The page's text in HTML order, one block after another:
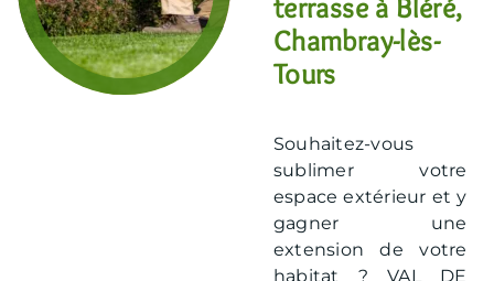
terrasse à Bléré,
Chambray-lès-
Tours
Souhaitez-vous
sublimer votre
espace extérieur et y
gagner une
extension de votre
habitat ? VAL DE